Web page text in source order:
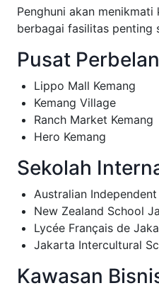
Penghuni akan menikmati
berbagai fasilitas penting
Pusat
Lippo Mall Kemang
Kemang Village
Ranch Market Kemang
Hero Kemang
Sekolah
Australian
New Zealand School
Lycée Français de
Jakarta Intercultural
Kawasan